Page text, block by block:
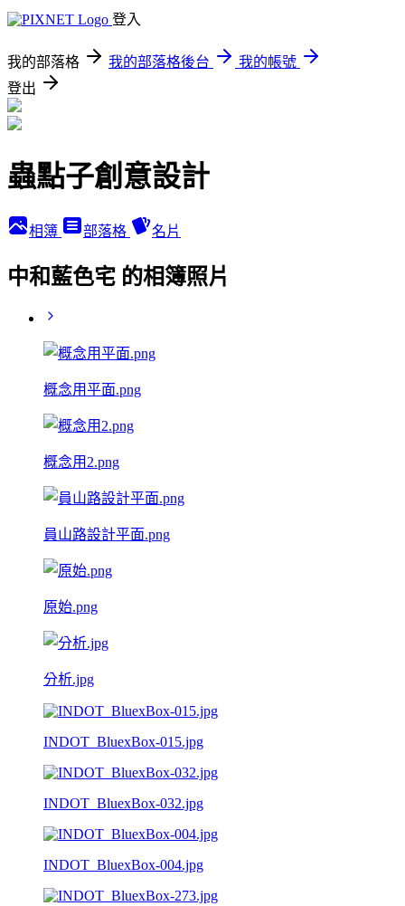
登入
我的部落格 我的部落格後台
我的帳號
登出
蟲點子創意設計
相簿 部落格 名片
中和藍色宅 的相簿照片
概念用平面.png
概念用2.png
員山路設計平面.png
原始.png
分析.jpg
INDOT_BluexBox-015.jpg
INDOT_BluexBox-032.jpg
INDOT_BluexBox-004.jpg